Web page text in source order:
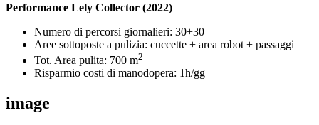
Performance Lely Collector (2022)
Numero di percorsi giornalieri: 30+30
Aree sottoposte a pulizia: cuccette + area robot + passaggi
Tot. Area pulita: 700 m2
Risparmio costi di manodopera: 1h/gg
image